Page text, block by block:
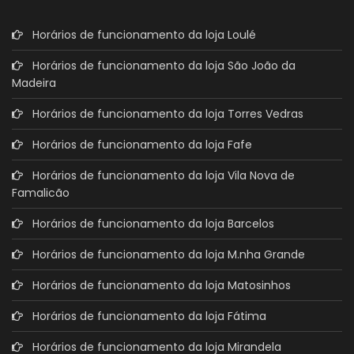
Horários de funcionamento da loja Loulé
Horários de funcionamento da loja São João da
Madeira
Horários de funcionamento da loja Torres Vedras
Horários de funcionamento da loja Fafe
Horários de funcionamento da loja Vila Nova de
Famalicão
Horários de funcionamento da loja Barcelos
Horários de funcionamento da loja M.nha Grande
Horários de funcionamento da loja Matosinhos
Horários de funcionamento da loja Fátima
Horários de funcionamento da loja Mirandela